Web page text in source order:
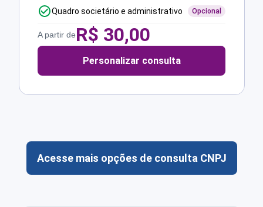
Quadro societário e administrativo Opcional
A partir deR$ 30,00
Personalizar consulta
Acesse mais opções de consulta CNPJ